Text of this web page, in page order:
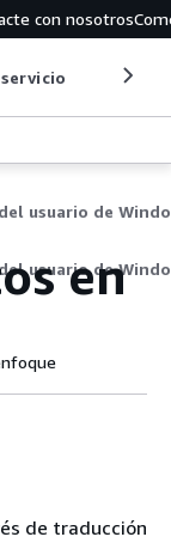
con nosotros
usuario de
usuario de
en
de traducción